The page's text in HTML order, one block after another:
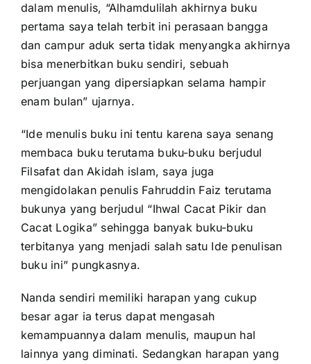
dalam menulis, “Alhamdulilah akhirnya buku
pertama saya telah terbit ini perasaan bangga
dan campur aduk serta tidak menyangka akhirnya
bisa menerbitkan buku sendiri, sebuah
perjuangan yang dipersiapkan selama hampir
enam bulan” ujarnya.
“Ide menulis buku ini tentu karena saya senang
membaca buku terutama buku-buku berjudul
Filsafat dan Akidah islam, saya juga
mengidolakan penulis Fahruddin Faiz terutama
bukunya yang berjudul “Ihwal Cacat Pikir dan
Cacat Logika” sehingga banyak buku-buku
terbitanya yang menjadi salah satu Ide penulisan
buku ini” pungkasnya.
Nanda sendiri memiliki harapan yang cukup
besar agar ia terus dapat mengasah
kemampuannya dalam menulis, maupun hal
lainnya yang diminati. Sedangkan harapan yang